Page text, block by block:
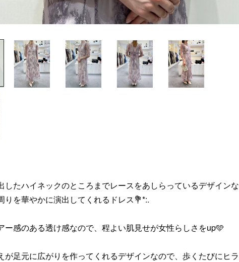
したハイネックのところまでレースをあしらっているデザインな
りを華やかに演出してくれるドレス💐*:.
ー感のある透け感なので、程よい肌見せが女性らしさをup🩵
が足元に広がりを作ってくれるデザインなので、歩くたびにヒラ